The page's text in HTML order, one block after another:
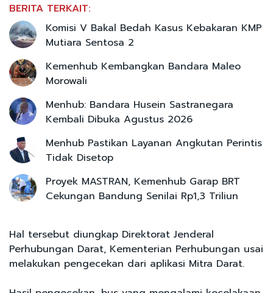
BERITA TERKAIT:
Komisi V Bakal Bedah Kasus Kebakaran KMP
Mutiara Sentosa 2
Kemenhub Kembangkan Bandara Maleo
Morowali
Menhub: Bandara Husein Sastranegara
Kembali Dibuka Agustus 2026
Menhub Pastikan Layanan Angkutan Perintis
Tidak Disetop
Proyek MASTRAN, Kemenhub Garap BRT
Cekungan Bandung Senilai Rp1,3 Triliun
Hal tersebut diungkap Direktorat Jenderal
Perhubungan Darat, Kementerian Perhubungan usai
melakukan pengecekan dari aplikasi Mitra Darat.